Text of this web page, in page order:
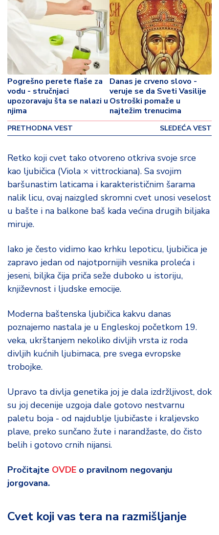
Pogrešno perete flaše za
vodu - stručnjaci
upozoravaju šta se nalazi u
njima
PRETHODNA VEST
Danas je crveno slovo -
veruje se da Sveti Vasilije
Ostroški pomaže u
najtežim trenucima
SLEDEĆA VEST
Retko koji cvet tako otvoreno otkriva svoje srce
kao ljubičica (Viola × vittrockiana). Sa svojim
baršunastim laticama i karakterističnim šarama
nalik licu, ovaj naizgled skromni cvet unosi veselost
u bašte i na balkone baš kada većina drugih biljaka
miruje.
Iako je često vidimo kao krhku lepoticu, ljubičica je
zapravo jedan od najotpornijih vesnika proleća i
jeseni, biljka čija priča seže duboko u istoriju,
književnost i ljudske emocije.
Moderna baštenska ljubičica kakvu danas
poznajemo nastala je u Engleskoj početkom 19.
veka, ukrštanjem nekoliko divljih vrsta iz roda
divljih kućnih ljubimaca, pre svega evropske
trobojke.
Upravo ta divlja genetika joj je dala izdržljivost, dok
su joj decenije uzgoja dale gotovo nestvarnu
paletu boja - od najdublje ljubičaste i kraljevsko
plave, preko sunčano žute i narandžaste, do čisto
belih i gotovo crnih nijansi.
Pročitajte OVDE o pravilnom negovanju
jorgovana.
Cvet koji vas tera na razmišljanje